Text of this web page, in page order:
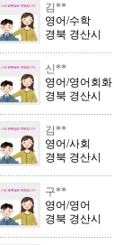
김**
영어/수학
경북 경산시
신**
영어/영어회화
경북 경산시
김**
영어/사회
경북 경산시
구**
영어/영어
경북 경산시